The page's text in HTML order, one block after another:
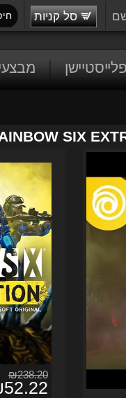
סל קניות
פלייסטיישן
SIX
₪238.20